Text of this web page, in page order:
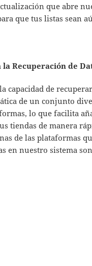
que abre
que tus listas sean
la Recuperación de
capacidad de
de un conjunto
lo que facilita
tiendas de manera
de las plataformas
en nuestro sistema